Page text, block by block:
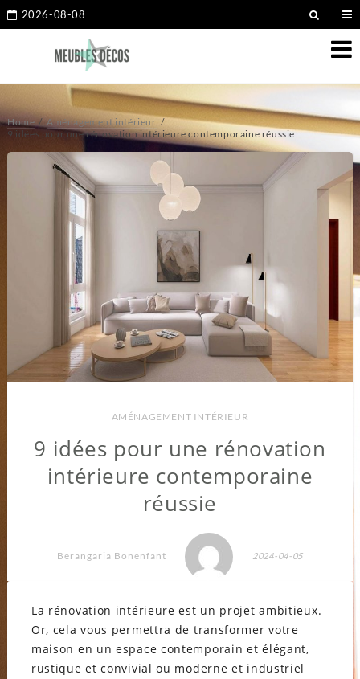
2026-08-08
Home
Aménagement intérieur
9 idées pour une rénovation intérieure contemporaine réussie
AMÉNAGEMENT INTÉRIEUR
9 idées pour une rénovation
intérieure contemporaine
réussie
Berangaria Bonenfant 2024-04-05
La rénovation intérieure est un projet ambitieux.
Or, cela vous permettra de transformer votre
maison en un espace contemporain et élégant,
rustique et convivial ou moderne et industriel